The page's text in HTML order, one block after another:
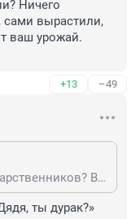
Ничего
сами вырастили,
ваш урожай.
+13 –49
Что значит, вы устали от государственников? Вам что, их с Марса десантом скинули? Ничего подобного. Вы сам их посадили, сами вырастили, вот теперь сами и собирайте этот ваш урожай. Приятного аппетита.
ты дурак?»